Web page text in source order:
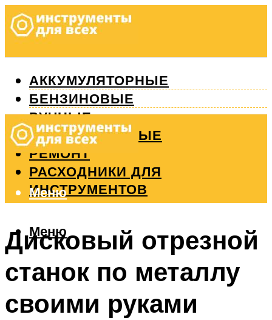
АККУМУЛЯТОРНЫЕ
БЕНЗИНОВЫЕ
РУЧНЫЕ
ИЗМЕРИТЕЛЬНЫЕ
РЕМОНТ
РАСХОДНИКИ ДЛЯ
ИНСТРУМЕНТОВ
Меню
Меню
Дисковый отрезной
станок по металлу
своими руками